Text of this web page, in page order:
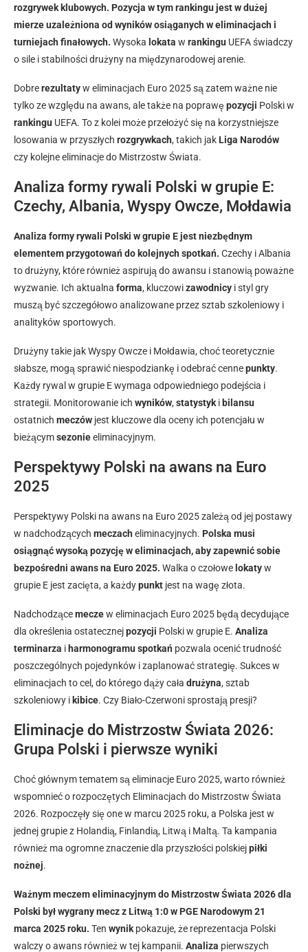
rozgrywek klubowych. Pozycja w tym rankingu jest w dużej
mierze uzależniona od wyników osiąganych w eliminacjach i
turniejach finałowych. Wysoka lokata w rankingu UEFA świadczy
o sile i stabilności drużyny na międzynarodowej arenie.
Dobrerezultatyw eliminacjach Euro 2025 są zatem ważne nie
tylko ze względu na awans, ale także na poprawępozycji Polski w
rankingu UEFA. To z kolei może przełożyć się na korzystniejsze
losowania w przyszłych rozgrywkach, takich jak Liga Narodów
czy kolejne eliminacje do Mistrzostw Świata.
Analiza formy rywali Polski w grupie E:
Czechy, Albania, Wyspy Owcze, Mołdawia
Analiza formy rywali Polski w grupie E jest niezbędnym
elementem przygotowań do kolejnych spotkań. Czechy i Albania
to drużyny, które również aspirują do awansu i stanowią poważne
wyzwanie. Ich aktualna forma, kluczowizawodnicy i styl gry
muszą być szczegółowo analizowane przez sztab szkoleniowy i
analityków sportowych.
Drużyny takie jak Wyspy Owcze i Mołdawia, choć teoretycznie
słabsze, mogą sprawić niespodziankę i odebrać cennepunkty.
Każdy rywal w grupie E wymaga odpowiedniego podejścia i
strategii. Monitorowanie ich wyników, statystyk ibilansu
ostatnich meczów jest kluczowe dla oceny ich potencjału w
bieżącymsezonieeliminacyjnym.
Perspektywy Polski na awans na Euro
2025
Perspektywy Polski na awans na Euro 2025 zależą od jej postawy
w nadchodzących meczach eliminacyjnych. Polska musi
osiągnąć wysoką pozycję w eliminacjach, aby zapewnić sobie
bezpośredni awans na Euro 2025. Walka o czołowelokatyw
grupie E jest zacięta, a każdypunkt jest na wagę złota.
Nadchodzącemeczew eliminacjach Euro 2025 będą decydujące
dla określenia ostatecznejpozycji Polski w grupie E. Analiza
terminarza iharmonogramu spotkań pozwala ocenić trudność
poszczególnych pojedynków i zaplanować strategię. Sukces w
eliminacjach to cel, do którego dąży cała drużyna, sztab
szkoleniowy ikibice. Czy Biało-Czerwoni sprostają presji?
Eliminacje do Mistrzostw Świata 2026:
Grupa Polski i pierwsze wyniki
Choć głównym tematem są eliminacje Euro 2025, warto również
wspomnieć o rozpoczętych Eliminacjach do Mistrzostw Świata
2026. Rozpoczęły się one w marcu 2025 roku, a Polska jest w
jednej grupie z Holandią, Finlandią, Litwą i Maltą. Ta kampania
również ma ogromne znaczenie dla przyszłości polskiejpiłki
nożnej.
Ważnym meczem eliminacyjnym do Mistrzostw Świata 2026 dla
Polski był wygrany mecz z Litwą 1:0 w PGE Narodowym 21
marca 2025 roku. Ten wynik pokazuje, że reprezentacja Polski
walczy o awans również w tej kampanii. Analiza pierwszych